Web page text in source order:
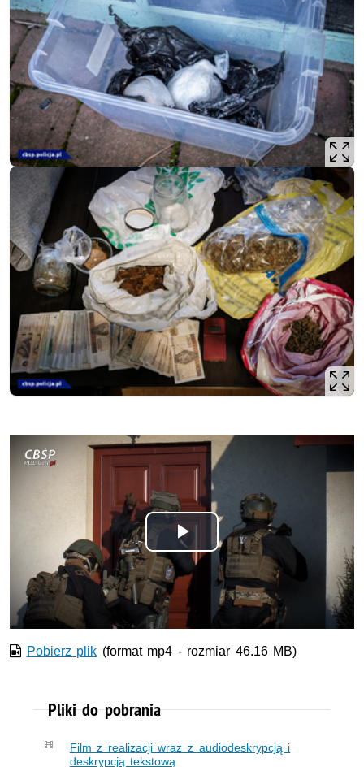
Odtwórz
wideo
Pobierz plik (format mp4 - rozmiar 46.16 MB)
Pliki do pobrania
Film z realizacji wraz z audiodeskrypcją i
deskrypcją tekstową